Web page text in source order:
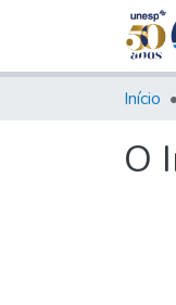
Início
O